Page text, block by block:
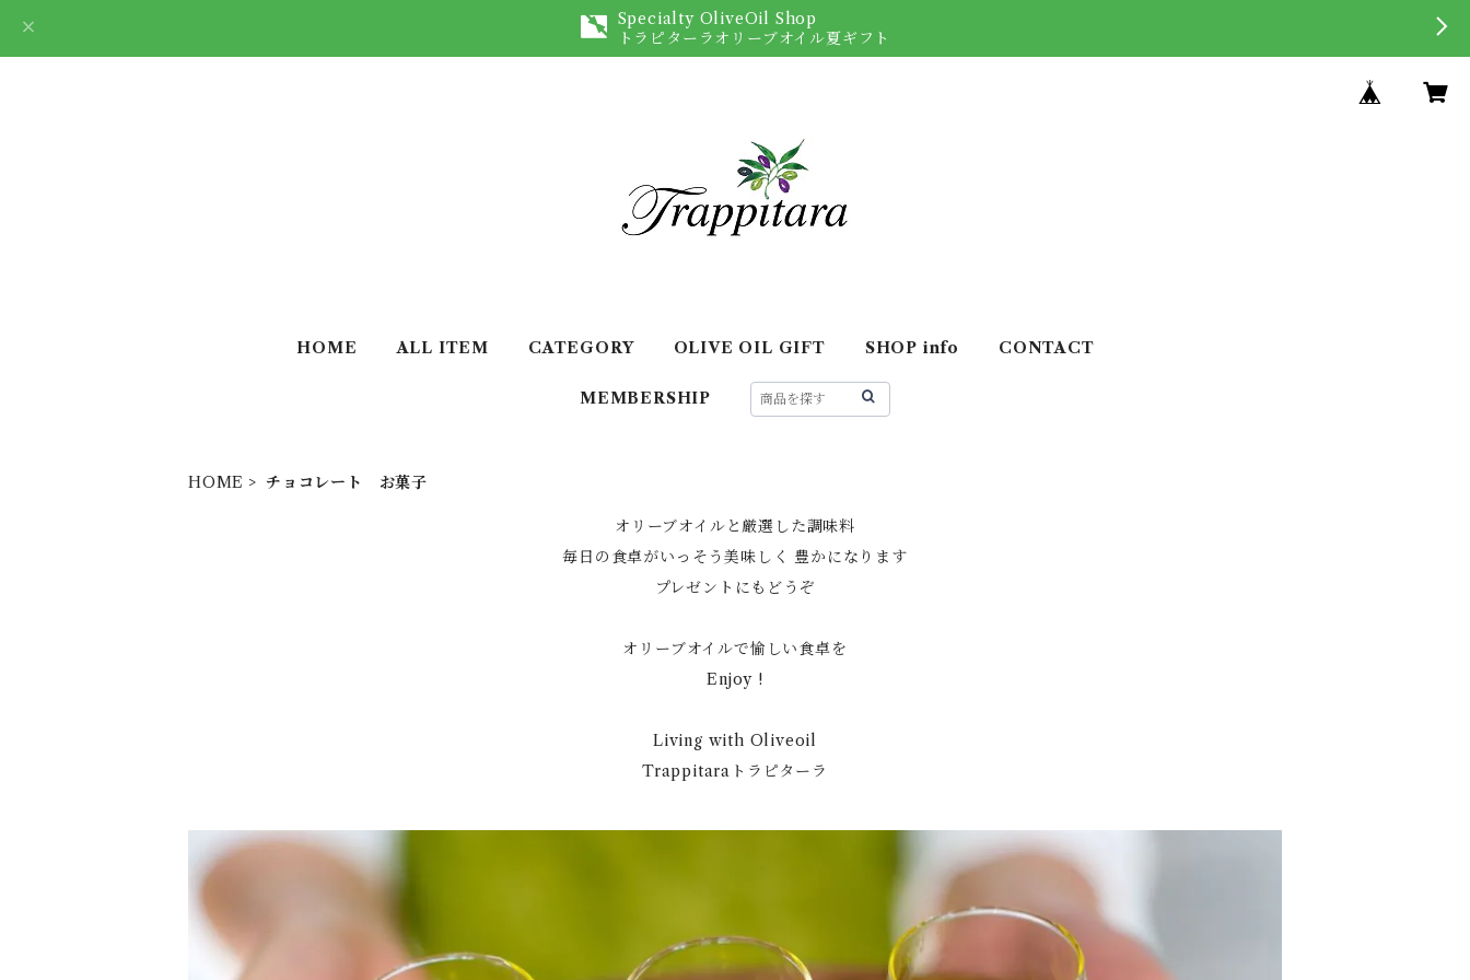
Specialty OliveOil Shop
トラピターラオリーブオイル夏ギフト
HOME ALL ITEM CATEGORY OLIVE OIL GIFT SHOP info CONTACT
MEMBERSHIP
HOME チョコレート お菓子
オリーブオイルと厳選した調味料
毎日の食卓がいっそう美味しく 豊かになります
プレゼントにもどうぞ
オリーブオイルで愉しい食卓を
Enjoy !
Living with Oliveoil
Trappitaraトラピターラ